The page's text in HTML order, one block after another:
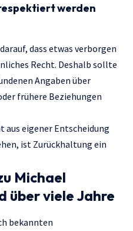
werden
dass etwas verborgen
Recht. Deshalb sollte
Angaben über
frühere Beziehungen
aus eigener Entscheidung
ist Zurückhaltung ein
Michael
über viele Jahre
bekannten